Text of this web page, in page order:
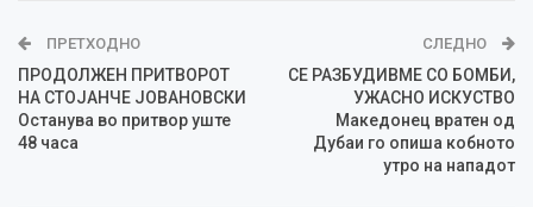
ПРЕТХОДНО
ПРОДОЛЖЕН ПРИТВОРОТ
НА СТОЈАНЧЕ ЈОВАНОВСКИ
Останува во притвор уште
48 часа
СЛЕДНО
СЕ РАЗБУДИВМЕ СО БОМБИ,
УЖАСНО ИСКУСТВО
Maкедонец вратен од
Дубаи го опиша кобното
утро на нападот